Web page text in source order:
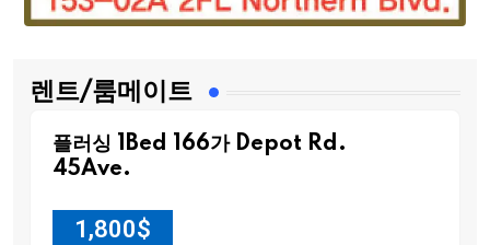
렌트/룸메이트
플러싱 1Bed 166가 Depot Rd.
45Ave.
1,800$